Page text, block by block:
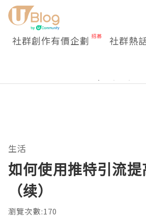
社群創作有價企劃 社群熱
生活
如何使用推特引流
（续）
瀏覽次數:170